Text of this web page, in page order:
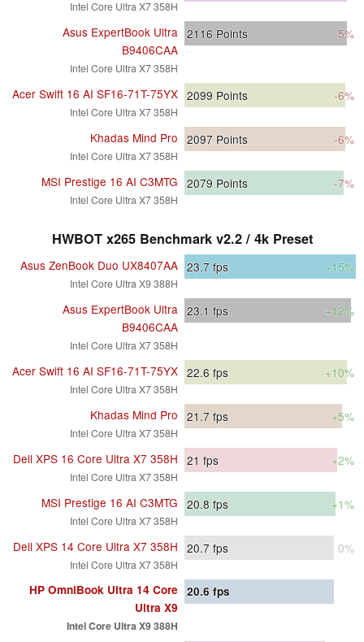
Intel Core Ultra X7 358H
Asus ExpertBook Ultra
B9406CAA
Intel Core Ultra X7 358H
2116 Points -5%
Acer Swift 16 AI SF16-71T-75YX
Intel Core Ultra X7 358H
2099 Points -6%
Khadas Mind Pro
Intel Core Ultra X7 358H
2097 Points -6%
MSI Prestige 16 AI C3MTG
Intel Core Ultra X7 358H
2079 Points -7%
HWBOT x265 Benchmark v2.2 / 4k Preset
Asus ZenBook Duo UX8407AA
Intel Core Ultra X9 388H
23.7fps +15%
Asus ExpertBook Ultra
B9406CAA
Intel Core Ultra X7 358H
23.1 fps +12%
Acer Swift 16 AI SF16-71T-75YX
Intel Core Ultra X7 358H
22.6fps +10%
Khadas Mind Pro
Intel Core Ultra X7 358H
21.7fps +5%
Dell XPS 16 Core Ultra X7 358H
Intel Core Ultra X7 358H
21 fps +2%
MSI Prestige 16 AI C3MTG
Intel Core Ultra X7 358H
20.8fps +1%
Dell XPS 14 Core Ultra X7 358H
Intel Core Ultra X7 358H
20.7 fps 0%
HP OmniBook Ultra 14 Core
Ultra X9
Intel Core Ultra X9 388H
20.6fps